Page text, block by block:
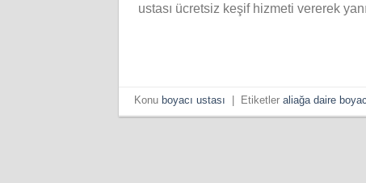
ustası ücretsiz keşif hizmeti vererek
Konu boyacı ustası Etiketleraliağa daire